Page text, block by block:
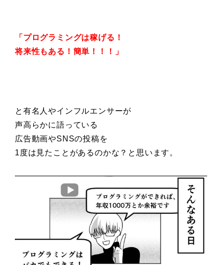
「プログラミングは稼げる！
将来性もある！簡単！！！」
と有名人やインフルエンサーが
声高らかに語っている
広告動画やSNSの投稿を
1度は見たことがあるのかな？と思います。